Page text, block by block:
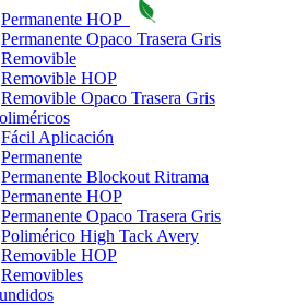
Permanente HOP
Permanente Opaco Trasera Gris
Removible
Removible HOP
Removible Opaco Trasera Gris
Fácil Aplicación
Permanente
Permanente Blockout Ritrama
Permanente HOP
Permanente Opaco Trasera Gris
Polimérico High Tack Avery
Removible HOP
Removibles